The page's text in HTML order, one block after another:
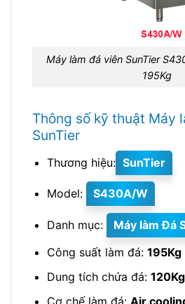
Máy làm đá viên SunTier
195Kg
Thông số kỹ thuật Máy
SunTier
Thương hiệu: SunTier
Model: S430A/W
Danh mục:
Máy làm Đá
Công suất làm đá: 195Kg
Dung tích chứa đá: 120Kg
Cơ chế làm đá: Air